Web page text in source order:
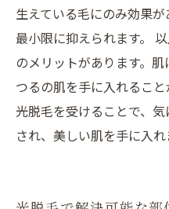
生えている毛にのみ効果
最小限に抑えられます。
のメリットがあります。
つるの肌を手に入れるこ
光脱毛を受けることで、
され、美しい肌を手に入れ